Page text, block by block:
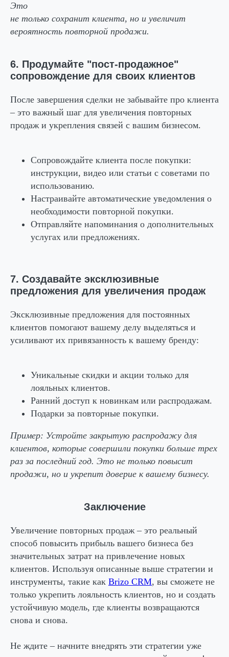
Это
не только сохранит клиента, но и увеличит
вероятность повторной продажи.
6. Продумайте "пост-продажное"
сопровождение для своих клиентов
После завершения сделки не забывайте про клиента
– это важный шаг для увеличения повторных
продаж и укрепления связей с вашим бизнесом.
Сопровождайте клиента после покупки:
инструкции, видео или статьи с советами по
использованию.
Настраивайте автоматические уведомления о
необходимости повторной покупки.
Отправляйте напоминания о дополнительных
услугах или предложениях.
7. Создавайте эксклюзивные
предложения для увеличения продаж
Эксклюзивные предложения для постоянных
клиентов помогают вашему делу выделяться и
усиливают их привязанность к вашему бренду:
Уникальные скидки и акции только для
лояльных клиентов.
Ранний доступ к новинкам или распродажам.
Подарки за повторные покупки.
Пример: Устройте закрытую распродажу для
клиентов, которые совершили покупки больше трех
раз за последний год. Это не только повысит
продажи, но и укрепит доверие к вашему бизнесу.
Заключение
Увеличение повторных продаж – это реальный
способ повысить прибыль вашего бизнеса без
значительных затрат на привлечение новых
клиентов. Используя описанные выше стратегии и
инструменты, такие как Brizo CRM, вы сможете не
только укрепить лояльность клиентов, но и создать
устойчивую модель, где клиенты возвращаются
снова и снова.
Не ждите – начните внедрять эти стратегии уже